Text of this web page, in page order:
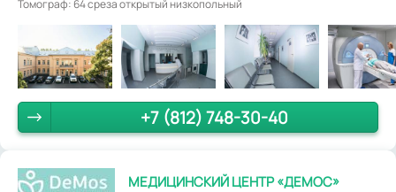
Томограф: 64 среза открытый низкопольный
+7 (812) 748-30-40
МЕДИЦИНСКИЙ ЦЕНТР «ДЕМОС»